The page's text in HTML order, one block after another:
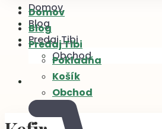
Domov
Blog
Predaj Tibi
Obchod
Domov
Blog
Predaj Tibi
Pokladňa
Košík
Obchod